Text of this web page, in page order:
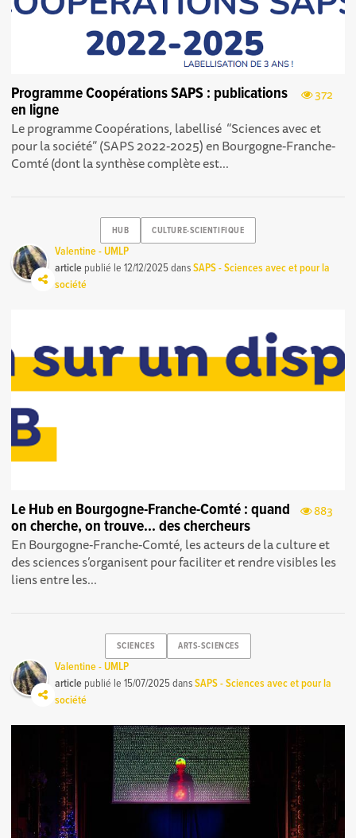
372
Programme Coopérations SAPS : publications
en ligne
Le programme Coopérations, labellisé “Sciences avec et
pour la société” (SAPS 2022-2025) en Bourgogne-Franche-
Comté (dont la synthèse complète est...
HUB CULTURE-SCIENTIFIQUE
Valentine - UMLP
article publié le12/12/2025dansSAPS - Sciences avec et pour la
société
883
Le Hub en Bourgogne-Franche-Comté : quand
on cherche, on trouve... des chercheurs
En Bourgogne-Franche-Comté, les acteurs de la culture et
des sciences s’organisent pour faciliter et rendre visibles les
liens entre les...
SCIENCES ARTS-SCIENCES
Valentine - UMLP
article publié le15/07/2025dansSAPS - Sciences avec et pour la
société